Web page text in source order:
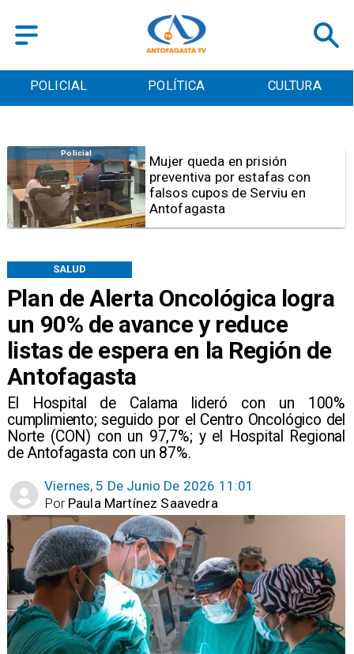
POLÍTICA CULTURA DEPORTES
Plan de Alerta Oncológica logra
un 90% de avance y reduce
listas de espera en la Región de
Antofagasta
El Hospital de Calama lideró con un 100%
cumplimiento; seguido por el Centro Oncológico del
Norte (CON) con un 97,7%; y el Hospital Regional
de Antofagasta con un 87%.
SALUD
Viernes, 5 De Junio De 2026 11:01
Paula Martínez Saavedra
Por
Videos
Video | Choferes del
TransAntofagasta piden
sistema mixto de pago